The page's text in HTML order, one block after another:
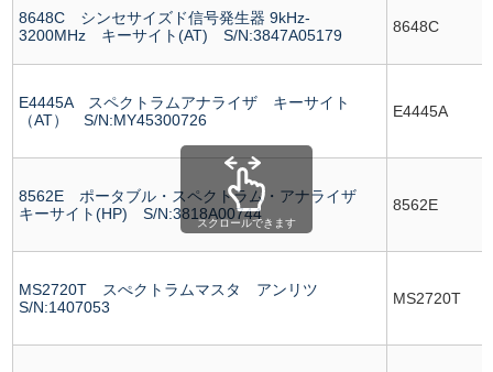
8648C シンセサイズド信号発生器 9kHz-
3200MHz キーサイト(AT) S/N:3847A05179
8648C
E4445A スペクトラムアナライザ キーサイト
（AT） S/N:MY45300726
E4445A
8562E ポータブル・スペクトラム・アナライザ
キーサイト(HP) S/N:3818A00744
8562E
MS2720T スぺクトラムマスタ アンリツ
S/N:1407053
MS2720T
スクロールできます